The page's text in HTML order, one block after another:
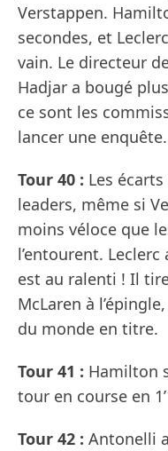
Verstappen.
secondes, et
vain. Le directeur
Hadjar a bougé
ce sont les
lancer une enquête.
Tour 40 : Les
leaders, même si
moins véloce que
l’entourent.
est au ralenti ! Il
McLaren à
du monde en titre.
Tour 41 : Hamilton
tour en course en
Tour 42 : Antonelli